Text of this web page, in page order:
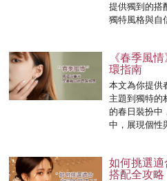
提供獨到的搭
獨特風格與自
《春季風
環指南
本文為你提供
主題到獨特的
的春日裝扮中
中，展現個性
如何挑選
搭配全攻略